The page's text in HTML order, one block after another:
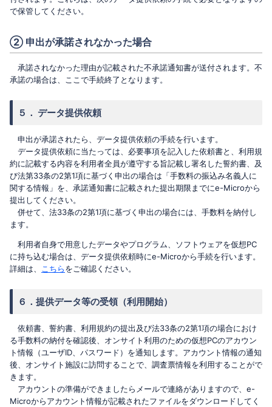
で保管してください。
② 申出が承諾されなかった場合
承諾されなかった理由が記載された不承諾通知書が送付されます。不
承諾の場合は、ここで手続終了となります。
５． データ提供依頼
申出が承諾されたら、データ提供依頼の手続を行います。
データ提供依頼に当たっては、必要事項を記入した依頼書と、利用規
約に記載する内容を利用者全員が遵守する旨記載し署名した誓約書、及
び法第33条の2第1項に基づく申出の場合は「手数料の振込み名義人に
関する情報」を、承諾通知書に記載された提出期限までにe-Microから
提出してください。
併せて、法33条の2第1項に基づく申出の場合には、手数料を納付し
ます。
利用者自身で用意したデータやプログラム、ソフトウェアを仮想PC
に持ち込む場合は、データ提供依頼時にe-Microから手続を行います。
詳細は、 こちらをご確認ください。
６．提供データ等の受領（利用開始）
依頼書、誓約書、利用規約の提出及び法33条の2第1項の場合におけ
る手数料の納付を確認後、オンサイト利用のための仮想PCのアカウン
ト情報（ユーザID、パスワード）を通知します。アカウント情報の通知
後、オンサイト施設に訪問することで、調査票情報を利用することがで
きます。
アカウントの準備ができましたらメールで連絡がありますので、e-
Microからアカウント情報が記載されたファイルをダウンロードしてく